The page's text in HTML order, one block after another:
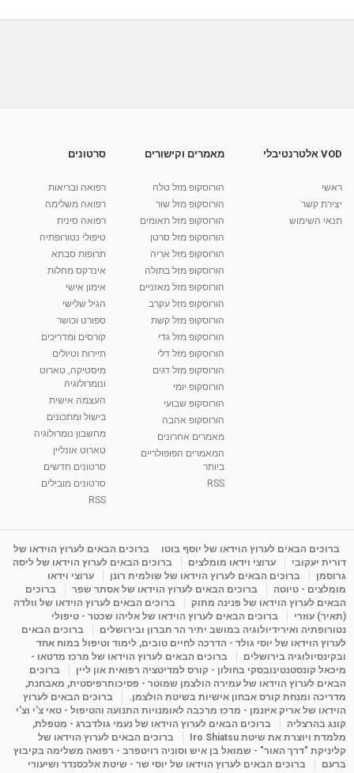
מאת
10:17
קרין גורן - העוגה המתגלצ’ת ללא קמח
38.5k צפיות
01:37
יוסי שר - מתמחה בשיטת אלכסנדר וטאי צ'י
2,738 צפיות
01:46
רנה רז-גילו -טיפול אנרגטי ויעוץ רוחני - נומרולוגית
2,315 צפיות
05:37
סודות בתאריך הלידה, משמעות חודש הלידה -
ינואר זינה ליבשיץ נומרולוגית
ליסה גרוסמן - המרכז לאימון התנהגותי - קשב
09:12
מדיטציה בדמיון מודרך - היכרות עם האני הפנימי
מאת admin 11 שנים 3,649 צפיות
פנינה מתוק - מרכז "נתיב הלב" בהרצליה-
מדיטציה-התחדשות
Shahar-vod
VOD אלטרנטיבלי
ראשי
יצירת קשר
תנאי השימוש
מאמרים וקישורים
הורוסקופ מזל טלה
הורוסקופ מזל שור
הורוסקופ מזל תאומים
הורוסקופ מזל סרטן
הורוסקופ מזל אריה
הורוסקופ מזל בתולה
הורוסקופ מזל מאזניים
הורוסקופ מזל עקרב
הורוסקופ מזל קשת
הורוסקופ מזל גדי
הורוסקופ מזל דלי
הורוסקופ מזל דגים
הורוסקופ יומי
הורוסקופ שבועי
הורוסקופ אהבה
מאמרים אחרונים
המאמרים הפופולריים
ביותר
RSS
סרטונים
רפואה ובריאות
רפואה משלימה
רפואה סינית
טיפולי נטורופתיה
תרופות סבתא
אינדקס מחלות
אימון אישי
הגיל שלישי
ספורט וכושר
קורסים ומדריכים
תיירות וטיולים
מיסטיקה, טארוט
ונומרולוגיה
העצמה אישית
בישול ומתכונים
מחשבון נומרולוגיה
טארוט אונליין
סרטונים חדשים
סרטונים מובילים
RSS
ברוכים הבאים לערוץ הוידאו של יוסף בוטו
ברוכים הבאים לערוץ הוידאו של
דורית יעקובי
ערוצי וידאו מומלצים
ברוכים הבאים לערוץ הוידאו של ליסה
גרוסמן
ברוכים הבאים לערוץ הוידאו של שולמית רונן
ערוצי וידאו
מומלצים - טיוטה
ברוכים הבאים לערוץ הוידאו של אסתר שפר
ברוכים
הבאים לערוץ הוידאו של פנינה מתוק
ברוכים הבאים לערוץ הוידאו של וולדה
(תאיר) עוזרי
ברוכים הבאים לערוץ הוידאו של אליהו שכטר - טיפולי
נטורופתיה ואירידיולוגיה במושב יתיר הר חברון ובירושלים
ברוכים הבאים
לערוץ הוידאו של יוסי גולד - הדרכה לחיים טובים, לימוד וטיפול במוח אחד
ובקינסיולוגיה בירושלים
ברוכים הבאים לערוץ הוידאו של מרכז מדטאו -
מיכאל קונסטנטינובסקי בחולון - קורס למדיטציה רפואית און ליין
ברוכים
הבאים לערוץ הוידאו של עמירה הולצמן שמוטר - פסיכותרפיסטית, מאבחנת,
מדריכה ומנחת קורס אבחון אישיות בשיטת הולצמן.
ברוכים הבאים לערוץ
הוידאו של אריק איזנמן - מרכז מרכבה לאומנויות התנועה והטיפול - טאי צ'י וצ'י
קונג בהרצליה
ברוכים הבאים לערוץ הוידאו של נעמי גולדברג - מטפלת,
מלמדת ויוצרת את שיטת Iro Shiatsu
ברוכים הבאים לערוץ הוידאו של
קליניקת "דרך האור" - שמואל בן איש וסוניה רויטפרב - רפואה משלימה בקיבוץ
ברעם
ברוכים הבאים לערוץ הוידאו של יוסי שר - שיטת אלכסנדר ושיעורי